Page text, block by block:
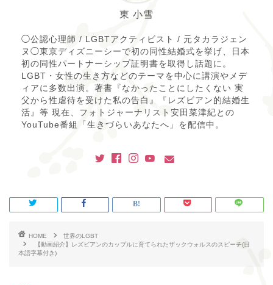
東 小雪
◯公認心理師 / LGBTアクティビスト / 元タカラジェン
ヌ◯東京ディズニーシーで初の同性結婚式を挙げ、日本
初の同性パートナーシップ証明書を取得し話題に。
LGBT・女性の生き方などのテーマを中心に講演やメデ
ィアに多数出演。著書『なかったことにしたくない 実
父から性虐待を受けた私の告白』『レズビアン的結婚生
活』等 現在、フォトジャーナリスト安田菜津紀との
YouTube番組「生きづらいあなたへ」を配信中。
HOME
世界のLGBT
【動画紹介】レズビアンのカップルに育てられたザックウォルスのスピーチ(日
本語字幕付き)